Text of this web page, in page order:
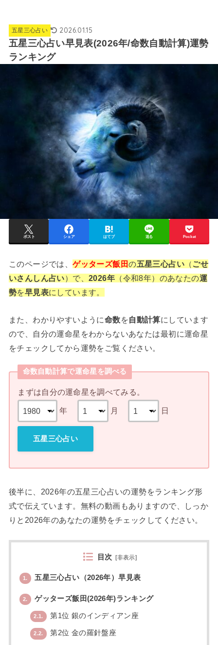
五星三心占い 2026.01.15
五星三心占い早見表(2026年/命数自動計算)運勢
ランキング
ポスト シェア はてブ 送る Pocket
このページでは、ゲッターズ飯田の五星三心占い （ ごせ
いさんしん占い）で、2026年 （令和8年）のあなたの運
勢を早見表にしています。
また、わかりやすいように命数を自動計算にしています
ので、自分の運命星をわからないあなたは最初に運命星
をチェックしてから運勢をご覧ください。
命数自動計算で運命星を調べる
まずは自分の運命星を調べてみる。
年 月 日
五星三心占い
後半に、2026年の五星三心占いの運勢をランキング形
式で伝えています。無料の動画もありますので、しっか
りと2026年のあなたの運勢をチェックしてください。
目次 [非表示]
1. 五星三心占い（2026年）早見表
2. ゲッターズ飯田(2026年)ランキング
2.1. 第1位 銀のインディアン座
2.2. 第2位 金の羅針盤座